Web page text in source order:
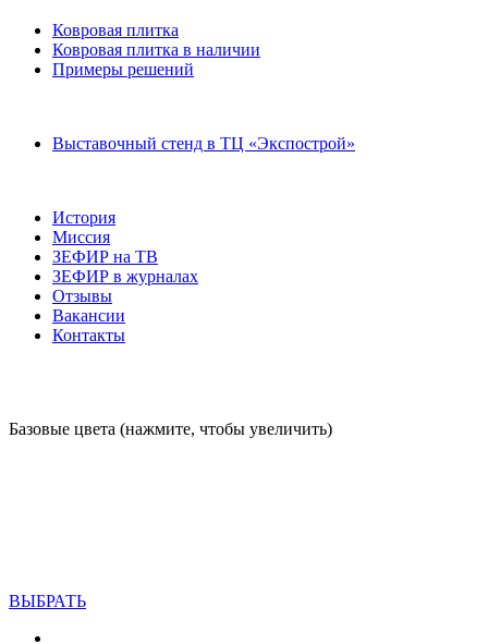
Ковровая плитка
Ковровая плитка в наличии
Примеры решений
Выставочный стенд в ТЦ «Экспострой»
История
Миссия
ЗЕФИР на ТВ
ЗЕФИР в журналах
Отзывы
Вакансии
Контакты
Базовые цвета (нажмите, чтобы увеличить)
ВЫБРАТЬ